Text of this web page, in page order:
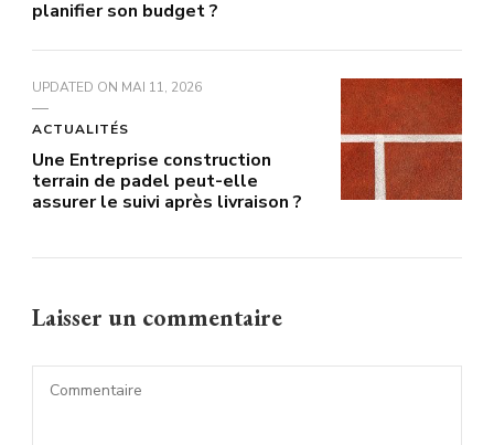
planifier son budget ?
UPDATED ON MAI 11, 2026
ACTUALITÉS
Une Entreprise construction
terrain de padel peut-elle
assurer le suivi après livraison ?
Laisser un commentaire